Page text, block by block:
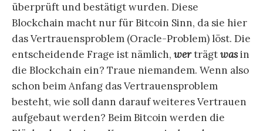
überprüft und bestätigt wurden. Diese
Blockchain macht nur für Bitcoin Sinn, da sie hier
das Vertrauensproblem (Oracle-Problem) löst. Die
entscheidende Frage ist nämlich, werträgtwasin
die Blockchain ein? Traue niemandem. Wenn also
schon beim Anfang das Vertrauensproblem
besteht, wie soll dann darauf weiteres Vertrauen
aufgebaut werden? Beim Bitcoin werden die